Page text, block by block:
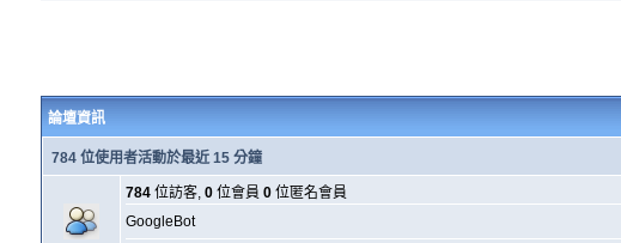
論壇資訊
784 位使用者活動於最近 15 分鐘
784位訪客, 0位會員 0位匿名會員
GoogleBot